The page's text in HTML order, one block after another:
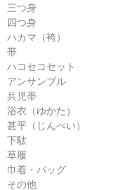
三つ身
四つ身
ハカマ（袴）
帯
ハコセコセット
アンサンブル
兵児帯
浴衣（ゆかた）
甚平（じんべい）
下駄
草履
巾着・バッグ
その他